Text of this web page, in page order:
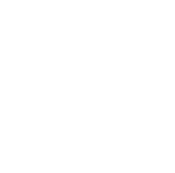
link.
u graag verder.